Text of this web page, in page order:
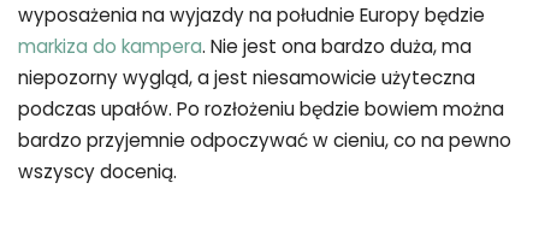
wyposażenia na wyjazdy na południe Europy będzie
markiza do kampera. Nie jest ona bardzo duża, ma
niepozorny wygląd, a jest niesamowicie użyteczna
podczas upałów. Po rozłożeniu będzie bowiem można
bardzo przyjemnie odpoczywać w cieniu, co na pewno
wszyscy docenią.